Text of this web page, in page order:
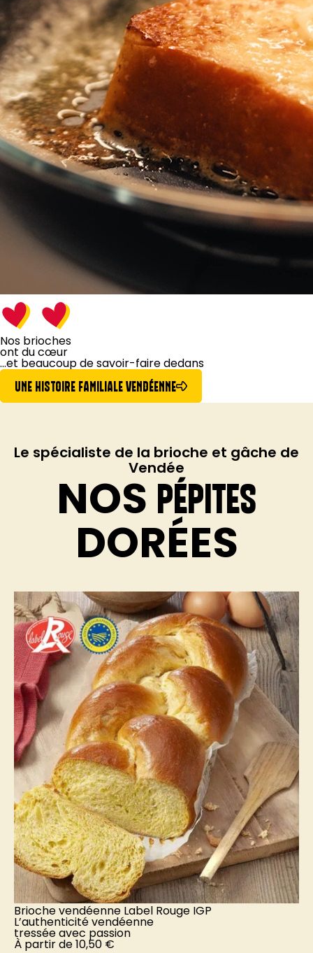
Nos brioches
ont du cœur
...et beaucoup desavoir-faire dedans
UNE HISTOIRE FAMILIALE VENDÉENNE
Le spécialiste de la brioche et gâche de
Vendée
NOS PÉPITES
DORÉES
Brioche vendéenne Label Rouge IGP
L’authenticité vendéenne
tressée avec passion
À partir de10,50 €